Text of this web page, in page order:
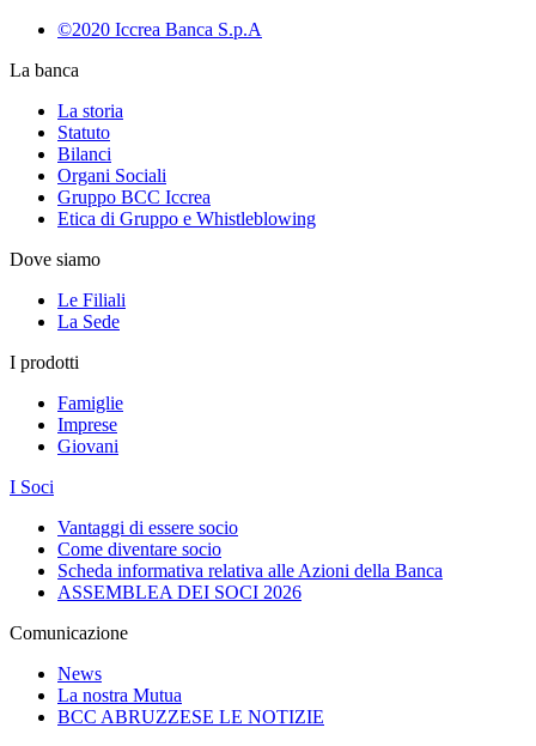
©2020 Iccrea Banca S.p.A
La banca
La storia
Statuto
Bilanci
Organi Sociali
Gruppo BCC Iccrea
Etica di Gruppo e Whistleblowing
Dove siamo
Le Filiali
La Sede
I prodotti
Famiglie
Imprese
Giovani
I Soci
Vantaggi di essere socio
Come diventare socio
Scheda informativa relativa alle Azioni della Banca
ASSEMBLEA DEI SOCI 2026
Comunicazione
News
La nostra Mutua
BCC ABRUZZESE LE NOTIZIE